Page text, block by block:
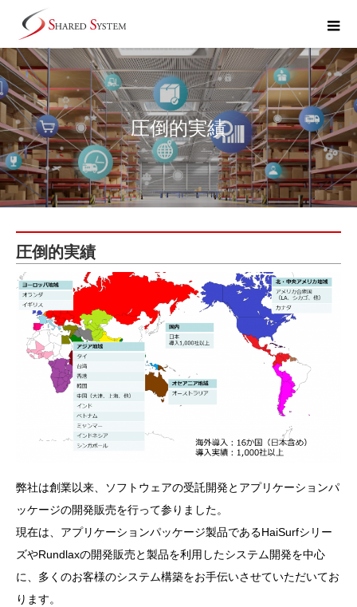
圧倒的実績
圧倒的実績
弊社は創業以来、ソフトウェアの受託開発とアプリケーションパ
ッケージの開発販売を行って参りました。
現在は、アプリケーションパッケージ製品であるHaiSurfシリー
ズやRundlaxの開発販売と製品を利用したシステム開発を中心
に、多くのお客様のシステム構築をお手伝いさせていただいてお
ります。